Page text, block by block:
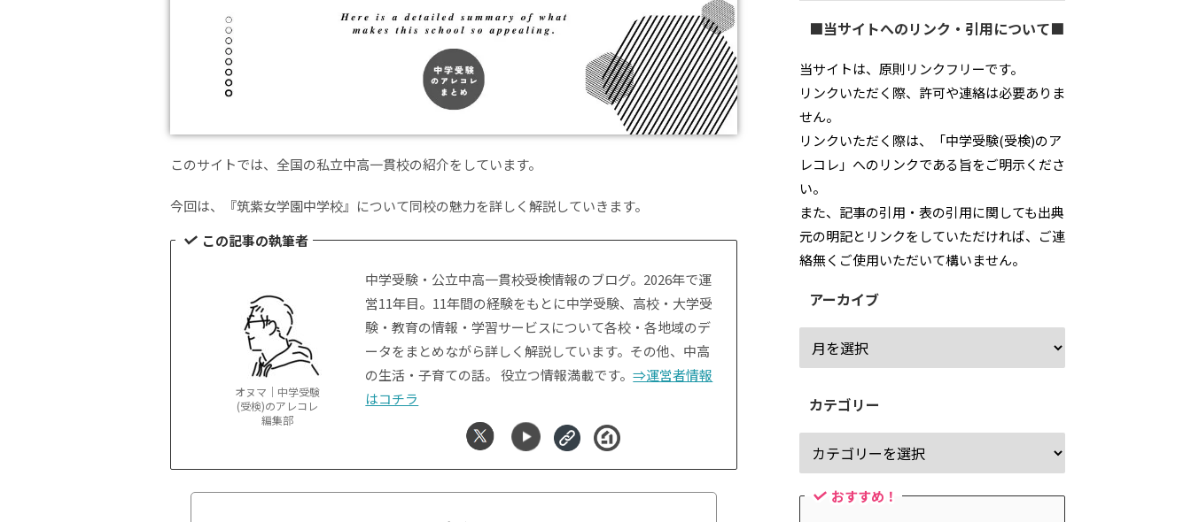
このサイトでは、全国の私立中高一貫校の紹介をしています。
今回は、『筑紫女学園中学校』について同校の魅力を詳しく解説していきます。
この記事の執筆者
オヌマ｜中学受験
(受検)のアレコレ
編集部
中学受験・公立中高一貫校受検情報のブログ。2026年で運
営11年目。11年間の経験をもとに中学受験、高校・大学受
験・教育の情報・学習サービスについて各校・各地域のデ
ータをまとめながら詳しく解説しています。その他、中高
の生活・子育ての話。 役立つ情報満載です。⇒運営者情報
はコチラ
■当サイトへのリンク・引用について■
当サイトは、原則リンクフリーです。
リンクいただく際、許可や連絡は必要ありま
せん。
リンクいただく際は、「中学受験(受検)のア
レコレ」へのリンクである旨をご明示くださ
い。
また、記事の引用・表の引用に関しても出典
元の明記とリンクをしていただければ、ご連
絡無くご使用いただいて構いません。
アーカイブ
カテゴリー
おすすめ！